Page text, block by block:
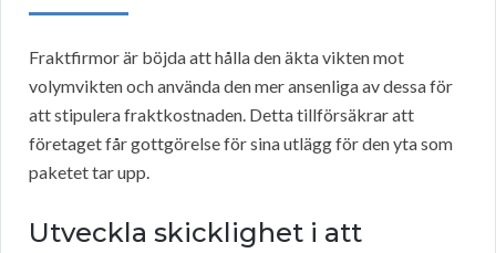
Fraktfirmor är böjda att hålla den äkta vikten mot
volymvikten och använda den mer ansenliga av dessa för
att stipulera fraktkostnaden. Detta tillförsäkrar att
företaget får gottgörelse för sina utlägg för den yta som
paketet tar upp.
Utveckla skicklighet i att